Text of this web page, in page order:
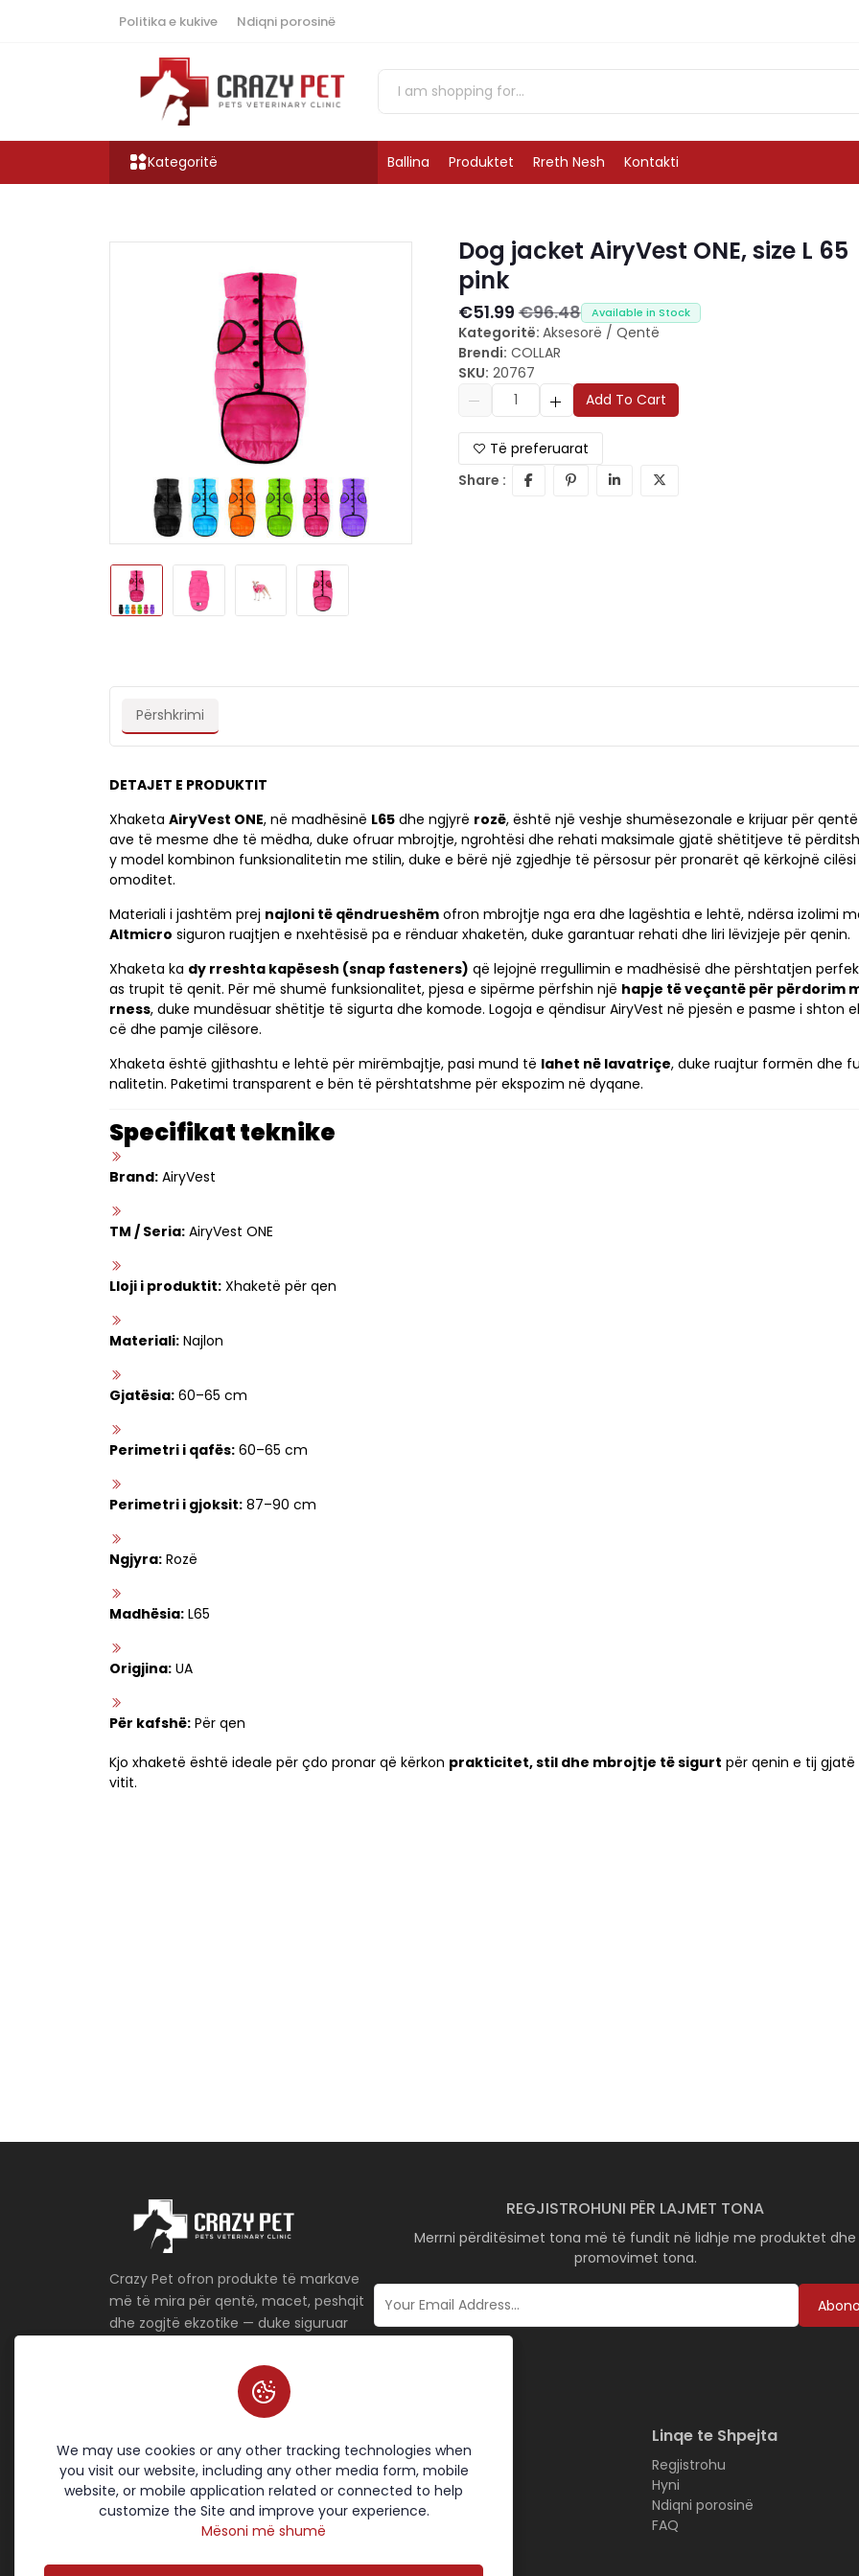
Politika e kukive Ndiqni porosinë
Kategoritë Ballina Produktet Rreth Nesh Kontakti
Dog jacket AiryVest ONE, size L 65
pink
€51.99€96.48 Available in Stock
Kategoritë: Aksesorë / Qentë
Brendi: COLLAR
SKU: 20767
Add To Cart
Të preferuarat
Share :
Përshkrimi
DETAJET E PRODUKTIT
Xhaketa AiryVest ONE, në madhësinë L65 dhe ngjyrë rozë, është një veshje shumësezonale e krijuar për
ave të mesme dhe të mëdha, duke ofruar mbrojtje, ngrohtësi dhe rehati maksimale gjatë shëtitjeve të
y model kombinon funksionalitetin me stilin, duke e bërë një zgjedhje të përsosur për pronarët që kërkojnë
omoditet.
Materiali i jashtëm prej najloni të qëndrueshëm ofron mbrojtje nga era dhe lagështia e lehtë, ndërsa izolimi
Altmicro siguron ruajtjen e nxehtësisë pa e rënduar xhaketën, duke garantuar rehati dhe liri lëvizjeje për qenin.
Xhaketa ka dy rreshta kapësesh (snap fasteners) që lejojnë rregullimin e madhësisë dhe përshtatjen
as trupit të qenit. Për më shumë funksionalitet, pjesa e sipërme përfshin një hapje të veçantë për përdorim
rness, duke mundësuar shëtitje të sigurta dhe komode. Logoja e qëndisur AiryVest në pjesën e pasme i shton
cë dhe pamje cilësore.
Xhaketa është gjithashtu e lehtë për mirëmbajtje, pasi mund të lahet në lavatriçe, duke ruajtur formën dhe
nalitetin. Paketimi transparent e bën të përshtatshme për ekspozim në dyqane.
Specifikat teknike
Brand: AiryVest
TM / Seria: AiryVest ONE
Lloji i produktit: Xhaketë për qen
Materiali: Najlon
Gjatësia: 60–65 cm
Perimetri i qafës: 60–65 cm
Perimetri i gjoksit: 87–90 cm
Ngjyra: Rozë
Madhësia: L65
Origjina: UA
Për kafshë: Për qen
Kjo xhaketë është ideale për çdo pronar që kërkon prakticitet, stil dhe mbrojtje të sigurt për qenin e tij gjatë
vitit.
We may use cookies or any other tracking technologies when
you visit our website, including any other media form, mobile
website, or mobile application related or connected to help
customize the Site and improve your experience.
Mësoni më shumë
Crazy Pet ofron produkte të markave
më të mira për qentë, macet, peshqit
dhe zogjtë ekzotike — duke siguruar
REGJISTROHUNI PËR LAJMET TONA
Merrni përditësimet tona më të fundit në lidhje me produktet dhe
promovimet tona.
Politika e kukive
Politika e Kthimit
Politika e privatësisë
Kushtet e Shërbimit
Ballina
Produktet
Rreth Nesh
Linqe te Shpejta
Regjistrohu
Hyni
Ndiqni porosinë
FAQ